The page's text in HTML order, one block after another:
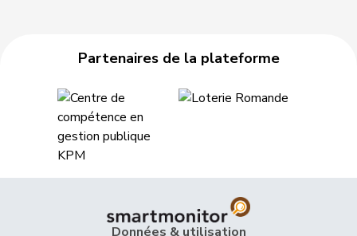
Partenaires de la plateforme
Données & utilisation